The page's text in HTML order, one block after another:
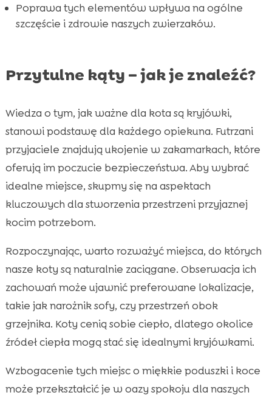
Poprawa tych elementów wpływa na ogólne
szczęście i zdrowie naszych zwierzaków.
Przytulne kąty – jak je znaleźć?
Wiedza o tym, jak ważne dla kota są kryjówki,
stanowi podstawę dla każdego opiekuna. Futrzani
przyjaciele znajdują ukojenie w zakamarkach, które
oferują im poczucie bezpieczeństwa. Aby wybrać
idealne miejsce, skupmy się na aspektach
kluczowych dla stworzenia przestrzeni przyjaznej
kocim potrzebom.
Rozpoczynając, warto rozważyć miejsca, do których
nasze koty są naturalnie zaciągane. Obserwacja ich
zachowań może ujawnić preferowane lokalizacje,
takie jak narożnik sofy, czy przestrzeń obok
grzejnika. Koty cenią sobie ciepło, dlatego okolice
źródeł ciepła mogą stać się idealnymi kryjówkami.
Wzbogacenie tych miejsc o miękkie poduszki i koce
może przekształcić je w oazy spokoju dla naszych